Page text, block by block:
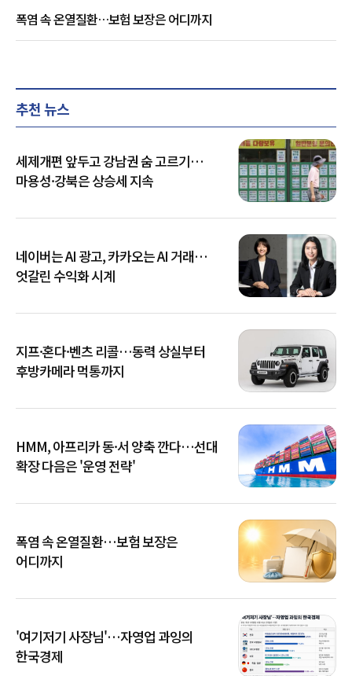
폭염 속 온열질환…보험 보장은 어디까지
추천 뉴스
세제개편 앞두고 강남권 숨 고르기…
마용성·강북은 상승세 지속
네이버는 AI 광고, 카카오는 AI 거래…
엇갈린 수익화 시계
지프·혼다·벤츠 리콜…동력 상실부터
후방카메라 먹통까지
HMM, 아프리카 동·서 양축 깐다…선대
확장 다음은 '운영 전략'
폭염 속 온열질환…보험 보장은
어디까지
'여기저기 사장님'…자영업 과잉의
한국경제